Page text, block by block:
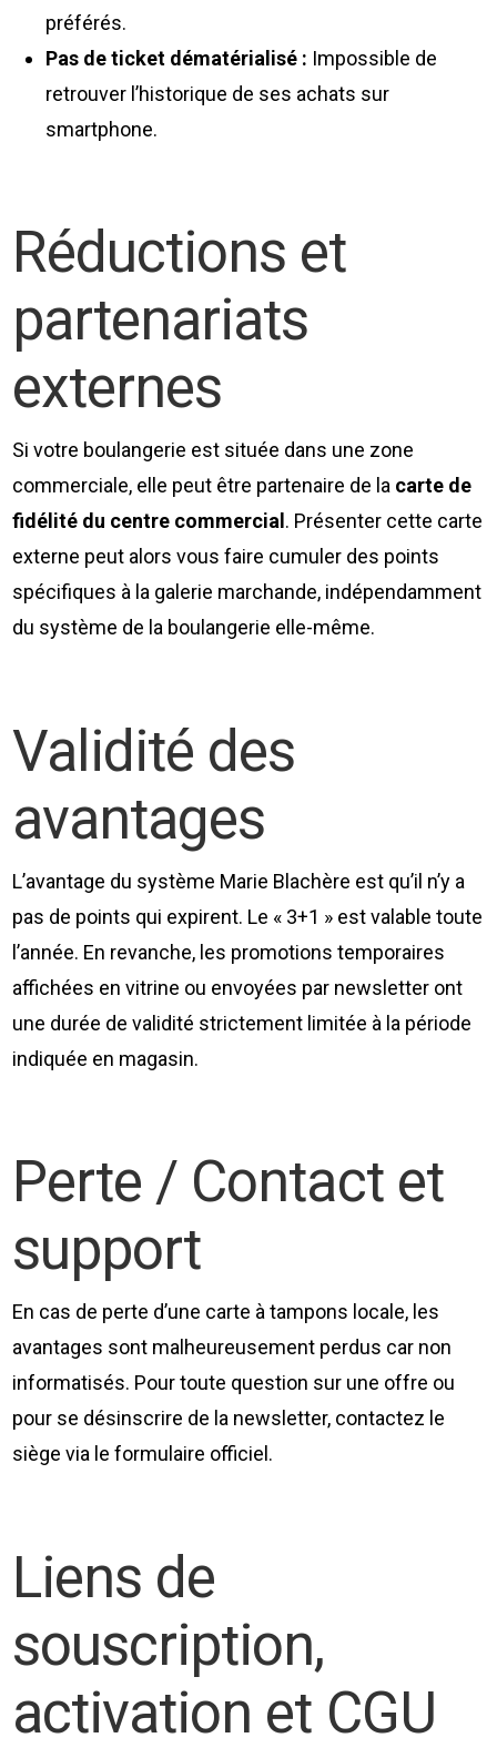
préférés.
Pas de ticket dématérialisé : Impossible de
retrouver l’historique de ses achats sur
smartphone.
Réductions et
partenariats
externes
Si votre boulangerie est située dans une zone
commerciale, elle peut être partenaire de la carte de
fidélité du centre commercial . Présenter cette carte
externe peut alors vous faire cumuler des points
spécifiques à la galerie marchande, indépendamment
du système de la boulangerie elle-même.
Validité des
avantages
L’avantage du système Marie Blachère est qu’il n’y a
pas de points qui expirent. Le « 3+1 » est valable toute
l’année. En revanche, les promotions temporaires
affichées en vitrine ou envoyées par newsletter ont
une durée de validité strictement limitée à la période
indiquée en magasin.
Perte / Contact et
support
En cas de perte d’une carte à tampons locale, les
avantages sont malheureusement perdus car non
informatisés. Pour toute question sur une offre ou
pour se désinscrire de la newsletter, contactez le
siège via le formulaire officiel.
Liens de
souscription,
activation et CGU